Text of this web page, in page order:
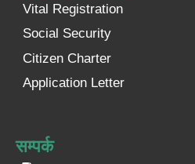
Vital Registration
Social Security
Citizen Charter
Application Letter
सम्पर्क